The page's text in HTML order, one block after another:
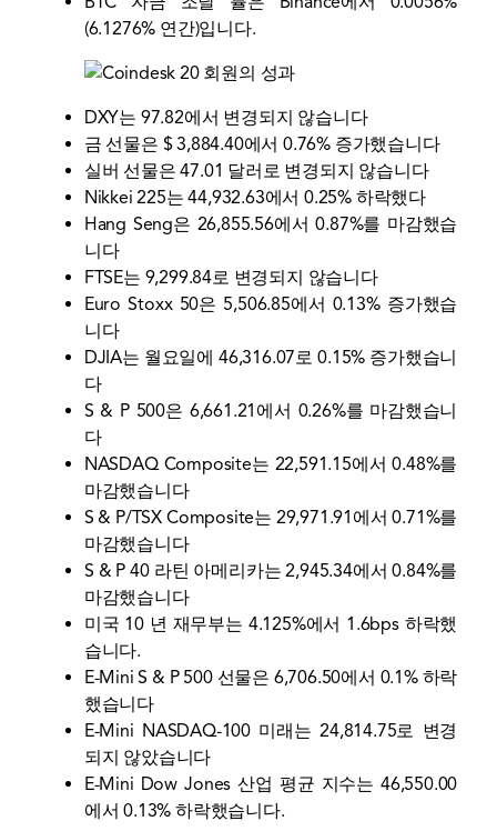
(6.1276% 연간)입니다.
DXY는 97.82에서 변경되지 않습니다
금 선물은 $ 3,884.40에서 0.76% 증가했습니다
실버 선물은 47.01 달러로 변경되지 않습니다
Nikkei 225는 44,932.63에서 0.25% 하락했다
Hang Seng은 26,855.56에서 0.87%를 마감했습
니다
FTSE는 9,299.84로 변경되지 않습니다
Euro Stoxx 50은 5,506.85에서 0.13% 증가했습
니다
DJIA는 월요일에 46,316.07로 0.15% 증가했습니
다
S & P 500은 6,661.21에서 0.26%를 마감했습니
다
NASDAQ Composite는 22,591.15에서 0.48%를
마감했습니다
S & P/TSX Composite는 29,971.91에서 0.71%를
마감했습니다
S & P 40 라틴 아메리카는 2,945.34에서 0.84%를
​​마감했습니다
미국 10 년 재무부는 4.125%에서 1.6bps 하락했
습니다.
E-Mini S & P 500 선물은 6,706.50에서 0.1% 하락
했습니다
E-Mini NASDAQ-100 미래는 24,814.75로 변경
되지 않았습니다
E-Mini Dow Jones 산업 평균 지수는 46,550.00
에서 0.13% 하락했습니다.